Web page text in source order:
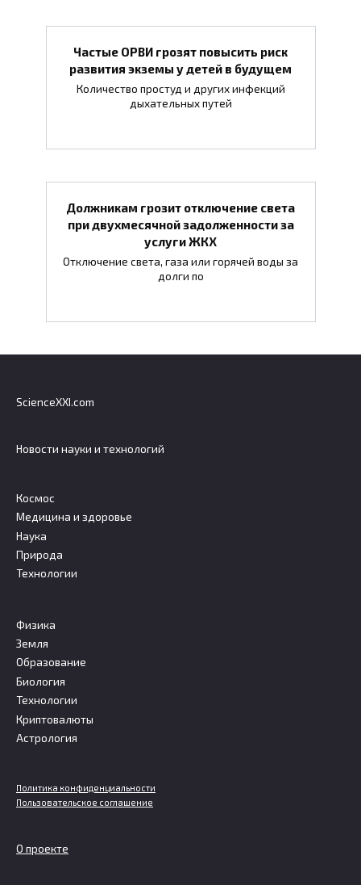
Частые ОРВИ грозят повысить риск
развития экземы у детей в будущем
Количество простуд и других инфекций
дыхательных путей
Должникам грозит отключение света
при двухмесячной задолженности за
услуги ЖКХ
Отключение света, газа или горячей воды за
долги по
ScienceXXI.com
Новости науки и технологий
Космос
Медицина и здоровье
Наука
Природа
Технологии
Физика
Земля
Образование
Биология
Технологии
Криптовалюты
Астрология
Политика конфиденциальности
Пользовательское соглашение
О проекте